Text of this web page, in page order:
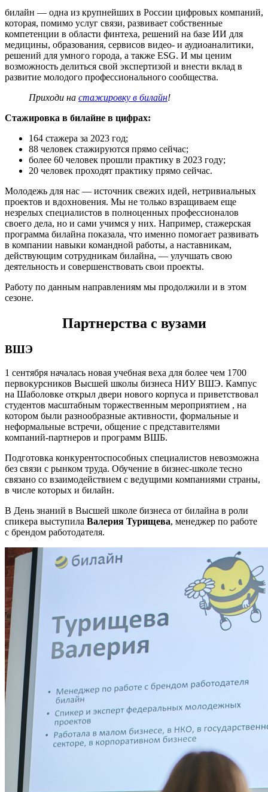
билайн — одна из крупнейших в России цифровых компаний,
которая, помимо услуг связи, развивает собственные
компетенции в области финтеха, решений на базе ИИ для
медицины, образования, сервисов видео- и аудиоаналитики,
решений для умного города, а также ESG. И мы ценим
возможность делиться свой экспертизой и внести вклад в
развитие молодого профессионального сообщества.
Приходи на стажировку в билайн!
Стажировка в билайне в цифрах:
164 стажера за 2023 год;
88 человек стажируются прямо сейчас;
более 60 человек прошли практику в 2023 году;
20 человек проходят практику прямо сейчас.
Молодежь для нас — источник свежих идей, нетривиальных
проектов и вдохновения. Мы не только взращиваем еще
незрелых специалистов в полноценных профессионалов
своего дела, но и сами учимся у них. Например, стажерская
программа билайна показала, что именно помогает развивать
в компании навыки командной работы, а наставникам,
действующим сотрудникам билайна, — улучшать свою
деятельность и совершенствовать свои проекты.
Работу по данным направлениям мы продолжили и в этом
сезоне.
Партнерства с вузами
ВШЭ
1 сентября началась новая учебная веха для более чем 1700
первокурсников Высшей школы бизнеса НИУ ВШЭ. Кампус
на Шаболовке открыл двери нового корпуса и приветствовал
студентов масштабным торжественным мероприятием , на
котором были разнообразные активности, формальные и
неформальные встречи, общение с представителями
компаний-партнеров и программ ВШБ.
Подготовка конкурентоспособных специалистов невозможна
без связи с рынком труда. Обучение в бизнес-школе тесно
связано со взаимодействием с ведущими компаниями страны,
в числе которых и билайн.
В День знаний в Высшей школе бизнеса от билайна в роли
спикера выступила Валерия Турищева, менеджер по работе
с брендом работодателя.